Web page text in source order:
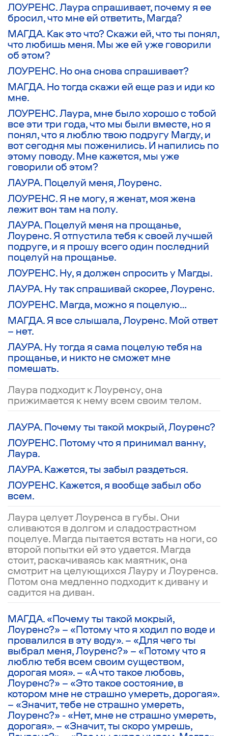
ЛОУРЕНС. Лаура спрашивает, почему я ее
бросил, что мне ей ответить, Магда?
МАГДА. Как это что? Скажи ей, что ты понял,
что любишь меня. Мы же ей уже говорили
об этом?
ЛОУРЕНС. Но она снова спрашивает?
МАГДА. Но тогда скажи ей еще раз и иди ко
мне.
ЛОУРЕНС. Лаура, мне было хорошо с тобой
все эти три года, что мы были вместе, но я
понял, что я люблю твою подругу Магду, и
вот сегодня мы поженились. И напились по
этому поводу. Мне кажется, мы уже
говорили об этом?
ЛАУРА. Поцелуй меня, Лоуренс.
ЛОУРЕНС. Я не могу, я женат, моя жена
лежит вон там на полу.
ЛАУРА. Поцелуй меня на прощанье,
Лоуренс. Я отпустила тебя к своей лучшей
подруге, и я прошу всего один последний
поцелуй на прощанье.
ЛОУРЕНС. Ну, я должен спросить у Магды.
ЛАУРА. Ну так спрашивай скорее, Лоуренс.
ЛОУРЕНС. Магда, можно я поцелую…
МАГДА. Я все слышала, Лоуренс. Мой ответ
– нет.
ЛАУРА. Ну тогда я сама поцелую тебя на
прощанье, и никто не сможет мне
помешать.
Лаура подходит к Лоуренсу, она
прижимается к нему всем своим телом.
ЛАУРА. Почему ты такой мокрый, Лоуренс?
ЛОУРЕНС. Потому что я принимал ванну,
Лаура.
ЛАУРА. Кажется, ты забыл раздеться.
ЛОУРЕНС. Кажется, я вообще забыл обо
всем.
Лаура целует Лоуренса в губы. Они
сливаются в долгом и сладострастном
поцелуе. Магда пытается встать на ноги, со
второй попытки ей это удается. Магда
стоит, раскачиваясь как маятник, она
смотрит на целующихся Лауру и Лоуренса.
Потом она медленно подходит к дивану и
садится на диван.
МАГДА. «Почему ты такой мокрый,
Лоуренс?» – «Потому что я ходил по воде и
провалился в эту воду». – «Для чего ты
выбрал меня, Лоуренс?» – «Потому что я
люблю тебя всем своим существом,
дорогая моя». – «А что такое любовь,
Лоуренс?» – «Это такое состояние, в
котором мне не страшно умереть, дорогая».
– «Значит, тебе не страшно умереть,
Лоуренс?» - «Нет, мне не страшно умереть,
дорогая». – «Значит, ты скоро умрешь,